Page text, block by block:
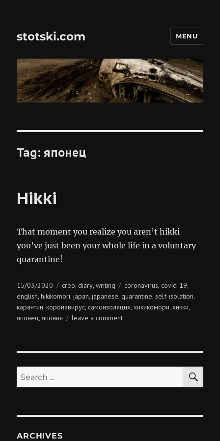
stotski.com MENU
Tag: японец
Hikki
That moment you realize you aren’t hikki
you’ve just been your whole life in a voluntary
quarantine!
Posted
on
15/03/2020 Categories
creo,diary,writing Tags
coronavirus,covid-19,
english,hikikomori,japan,japanese,quarantine, self-isolation,
карантин,коронавирус,самоизоляция,хикикомори,хикки,
японец, япония leave a commenton
Search
for:
ARCHIVES